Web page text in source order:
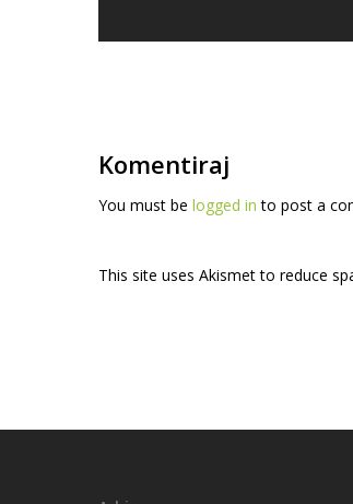
Komentiraj
You must be logged in to post a
This site uses Akismet to reduce